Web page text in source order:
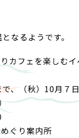
なるようです。
カフェを楽しむイ
、（秋）10月７
ぐり案内所